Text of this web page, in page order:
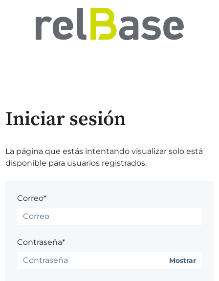
Iniciar sesión
La página que estás intentando visualizar solo está
disponible para usuarios registrados.
Correo*
Contraseña*
Mostrar